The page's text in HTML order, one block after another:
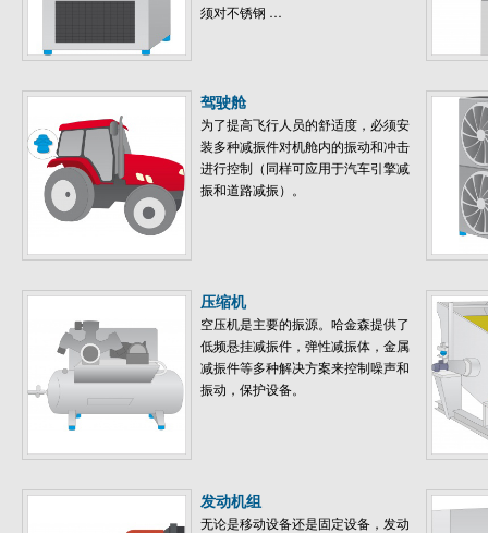
须对不锈钢 …
驾驶舱
为了提高飞行人员的舒适度，必须安
装多种减振件对机舱内的振动和冲击
进行控制（同样可应用于汽车引擎减
振和道路减振）。
压缩机
空压机是主要的振源。哈金森提供了
低频悬挂减振件，弹性减振体，金属
减振件等多种解决方案来控制噪声和
振动，保护设备。
发动机组
无论是移动设备还是固定设备，发动